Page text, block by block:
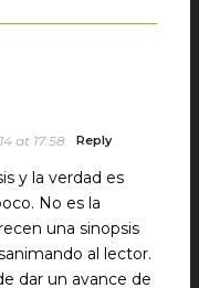
at 17:58 Reply
y la verdad es
No es la
una sinopsis
al lector.
dar un avance de